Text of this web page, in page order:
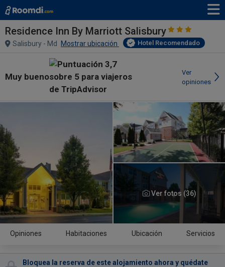
Residence Inn By Marriott Salisbury
Salisbury - Md Mostrar ubicación Hotel Recomendado
Muy bueno
Ver
opiniones
Ver fotos (36)
Opiniones Habitaciones Ubicación Servicios
Bloquea la reserva de este alojamiento ahora y quédate